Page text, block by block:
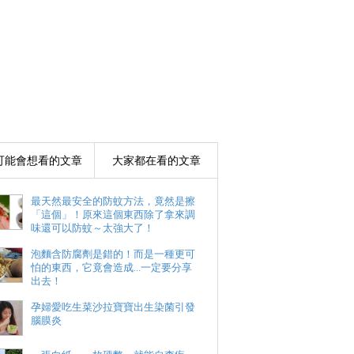
能會想看的文章 大家都在看的文章
最天然最安全的防蚊方法，竟然是擦
「這個」！原來這個東西除了拿來調
味還可以防蚊～太強大了！
泡麵含防腐劑是錯的！而是一種更可
怕的東西，它竟會造成...一定要分享
出去！
孕婦愛吃生菜沙拉寶寶出生染菌引發
腦膜炎